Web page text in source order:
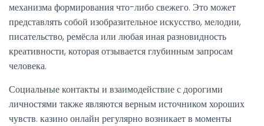
механизма формирования что-либо свежего. Это может
представлять собой изобразительное искусство, мелодии,
писательство, ремёсла или любая иная разновидность
креативности, которая отзывается глубинным запросам
человека.
Социальные контакты и взаимодействие с дорогими
личностями также являются верным источником хороших
чувств. казино онлайн регулярно возникает в моменты